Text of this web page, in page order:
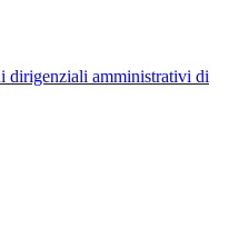
dirigenziali amministrativi di